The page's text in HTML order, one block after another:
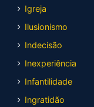
Igreja
Ilusionismo
Indecisão
Inexperiência
Infantilidade
Ingratidão